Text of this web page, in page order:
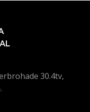
30.4tv,